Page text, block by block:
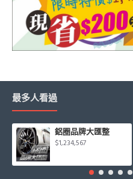
最多人看過
鋁圈品牌大匯整
$1,234,567